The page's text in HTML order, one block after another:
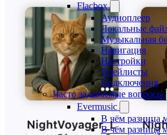
Flacbox
Аудиоплеер
Локальные
Музыкальная
Навигация
Настройки
Плейлисты
Подключения
Часто задаваемые вопросы
Evermusic
В чём разница
В чём разница